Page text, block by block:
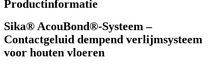
Productinformatie
Sika® AcouBond®-Systeem –
Contactgeluid dempend verlijmsysteem
voor houten vloeren